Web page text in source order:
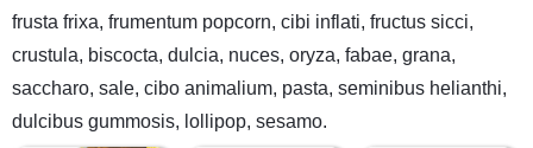
frusta frixa, frumentum popcorn, cibi inflati, fructus sicci,
crustula, biscocta, dulcia, nuces, oryza, fabae, grana,
saccharo, sale, cibo animalium, pasta, seminibus helianthi,
dulcibus gummosis, lollipop, sesamo.